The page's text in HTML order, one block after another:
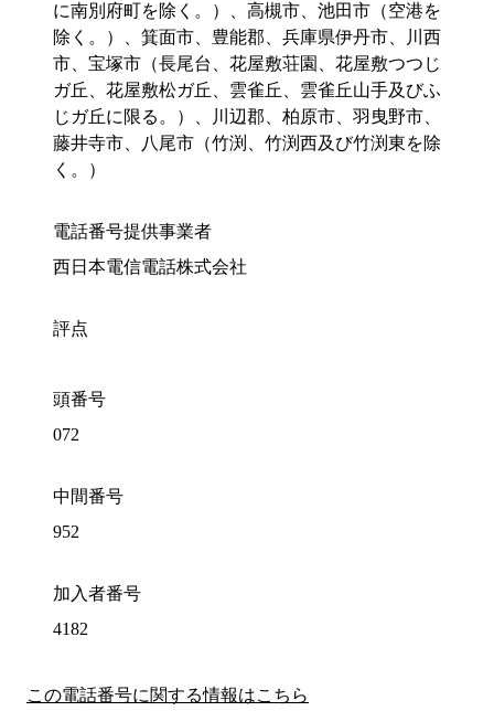
に南別府町を除く。）、高槻市、池田市（空港を
除く。）、箕面市、豊能郡、兵庫県伊丹市、川西
市、宝塚市（長尾台、花屋敷荘園、花屋敷つつじ
ガ丘、花屋敷松ガ丘、雲雀丘、雲雀丘山手及びふ
じガ丘に限る。）、川辺郡、柏原市、羽曳野市、
藤井寺市、八尾市（竹渕、竹渕西及び竹渕東を除
く。）
電話番号提供事業者
西日本電信電話株式会社
評点
頭番号
072
中間番号
952
加入者番号
4182
この電話番号に関する情報はこちら